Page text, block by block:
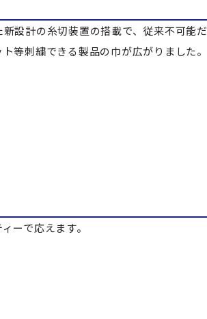
設計の糸切装置の搭載で、従来不可能だ
等刺繍できる製品の巾が広がりました。
ーで応えます。